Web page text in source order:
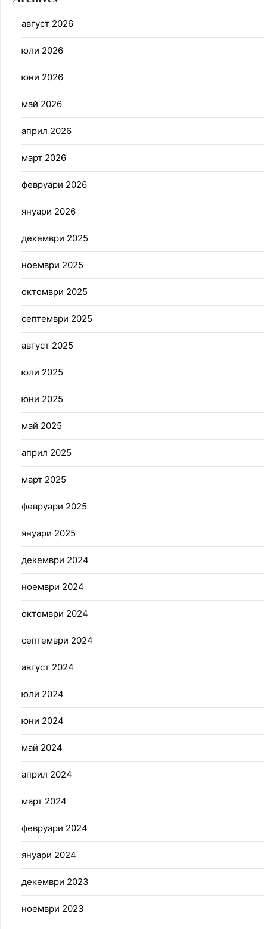
август 2026
юли 2026
юни 2026
май 2026
април 2026
март 2026
февруари 2026
януари 2026
декември 2025
ноември 2025
октомври 2025
септември 2025
август 2025
юли 2025
юни 2025
май 2025
април 2025
март 2025
февруари 2025
януари 2025
декември 2024
ноември 2024
октомври 2024
септември 2024
август 2024
юли 2024
юни 2024
май 2024
април 2024
март 2024
февруари 2024
януари 2024
декември 2023
ноември 2023